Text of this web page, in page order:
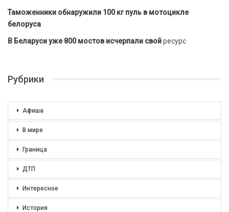
Таможенники обнаружили 100 кг пуль в мотоцикле
белоруса
В Беларуси уже 800 мостов исчерпали свойресурс
Рубрики
Афиша
В мире
Граница
ДТП
Интересное
История